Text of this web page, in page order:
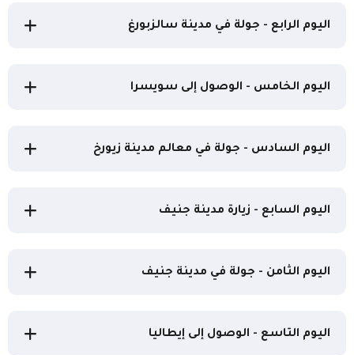
اليوم الرابع - جولة في مدينة سالزبورغ
اليوم الخامس - الوصول إلى سويسرا
اليوم السادس - جولة في معالم مدينة زيورخ
اليوم السابع - زيارة مدينة جنيف
اليوم الثامن - جولة في مدينة جنيف
اليوم التاسع - الوصول إلى إيطاليا